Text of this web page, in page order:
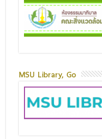
MSU Library, Go